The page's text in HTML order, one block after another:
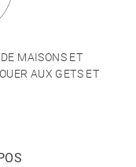
MAISONS ET
AUX GETS ET